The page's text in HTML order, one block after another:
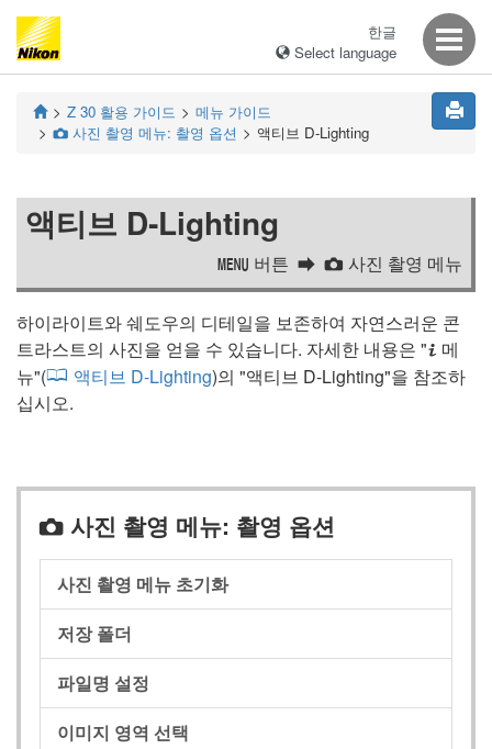
한글
Select language
Z 30 활용 가이드 메뉴 가이드
C 사진 촬영 메뉴: 촬영 옵션 액티브 D‑Lighting
액티브 D‑Lighting
G 버튼 C 사진 촬영 메뉴
하이라이트와 쉐도우의 디테일을 보존하여 자연스러운 콘
트라스트의 사진을 얻을 수 있습니다. 자세한 내용은 "i 메
뉴"( 액티브 D-Lighting)의 "액티브 D-Lighting"을 참조하
십시오.
C 사진 촬영 메뉴: 촬영 옵션
사진 촬영 메뉴 초기화
저장 폴더
파일명 설정
이미지 영역 선택